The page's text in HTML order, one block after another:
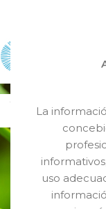
La
uso
25